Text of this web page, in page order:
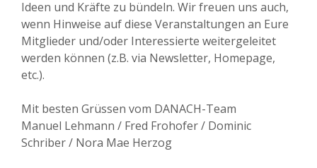
Ideen und Kräfte zu bündeln. Wir freuen uns auch,
wenn Hinweise auf diese Veranstaltungen an Eure
Mitglieder und/oder Interessierte weitergeleitet
werden können (z.B. via Newsletter, Homepage,
etc.).
Mit besten Grüssen vom DANACH-Team
Manuel Lehmann / Fred Frohofer / Dominic
Schriber / Nora Mae Herzog